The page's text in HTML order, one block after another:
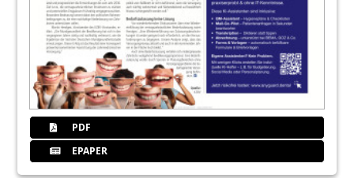
PDF
EPAPER